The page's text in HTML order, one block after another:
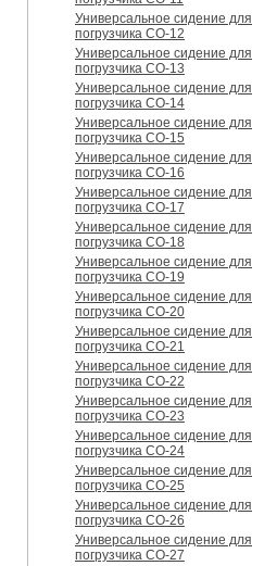
Универсальное сидение для
погрузчика CO-12
Универсальное сидение для
погрузчика CO-13
Универсальное сидение для
погрузчика CO-14
Универсальное сидение для
погрузчика CO-15
Универсальное сидение для
погрузчика CO-16
Универсальное сидение для
погрузчика CO-17
Универсальное сидение для
погрузчика CO-18
Универсальное сидение для
погрузчика CO-19
Универсальное сидение для
погрузчика CO-20
Универсальное сидение для
погрузчика CO-21
Универсальное сидение для
погрузчика CO-22
Универсальное сидение для
погрузчика CO-23
Универсальное сидение для
погрузчика CO-24
Универсальное сидение для
погрузчика CO-25
Универсальное сидение для
погрузчика CO-26
Универсальное сидение для
погрузчика CO-27